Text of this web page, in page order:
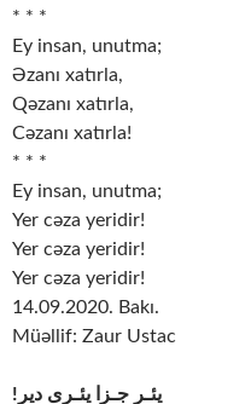
* * *
Ey insan, unutma;
Əzanı xatırla,
Qəzanı xatırla,
Cəzanı xatırla!
* * *
Ey insan, unutma;
Yer cəza yeridir!
Yer cəza yeridir!
Yer cəza yeridir!
14.09.2020. Bakı.
Müəllif: Zaur Ustac
!یئـر جـزا یئـری دیر